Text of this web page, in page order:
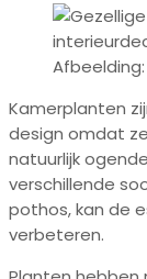
Kamerplanten
design omdat
natuurlijk
verschillende
pothos, kan de
verbeteren.